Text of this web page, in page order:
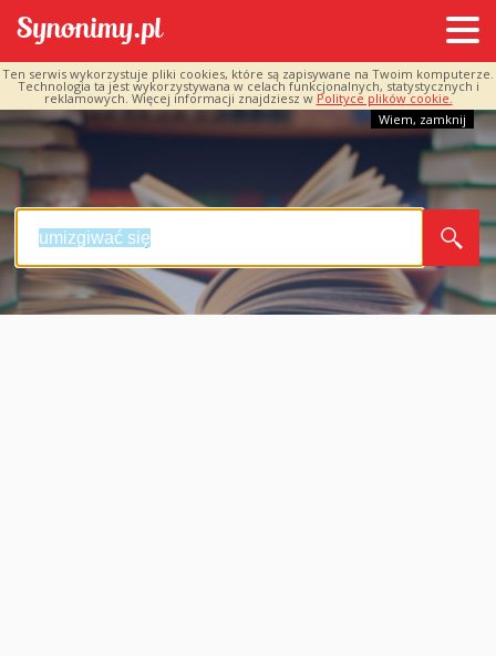
Ten serwis wykorzystuje pliki cookies, które są zapisywane na Twoim komputerze.
Technologia ta jest wykorzystywana w celach funkcjonalnych, statystycznych i
reklamowych. Więcej informacji znajdziesz w Polityce plików cookie.
Wiem, zamknij